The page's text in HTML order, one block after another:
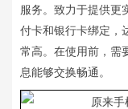
服务。致力于提供更
付卡和银行卡绑定，
常高。在使用前，需
息能够交换畅通。